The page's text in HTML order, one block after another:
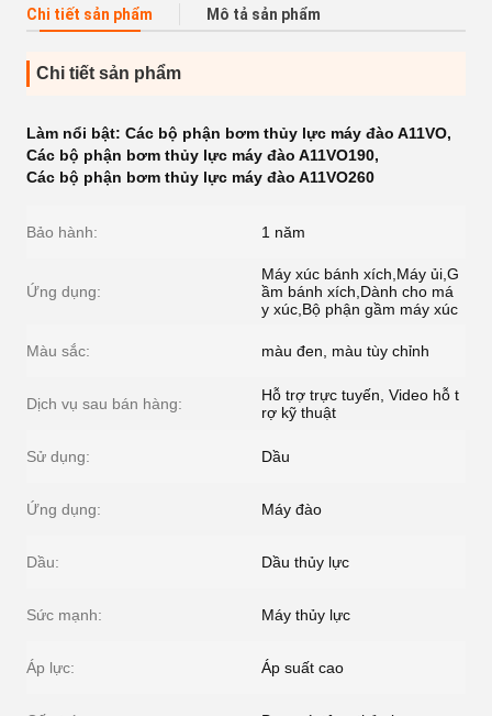
Chi tiết sản phẩm Mô tả sản phẩm
Chi tiết sản phẩm
Làm nổi bật: Các bộ phận bơm thủy lực máy đào A11VO,
Các bộ phận bơm thủy lực máy đào A11VO190,
Các bộ phận bơm thủy lực máy đào A11VO260
Bảo hành: 1 năm
Ứng dụng:
Máy xúc bánh xích,Máy ủi,G
ầm bánh xích,Dành cho má
y xúc,Bộ phận gầm máy xúc
Màu sắc: màu đen, màu tùy chỉnh
Dịch vụ sau bán hàng:
Hỗ trợ trực tuyến, Video hỗ t
rợ kỹ thuật
Sử dụng: Dầu
Ứng dụng: Máy đào
Dầu: Dầu thủy lực
Sức mạnh: Máy thủy lực
Áp lực: Áp suất cao